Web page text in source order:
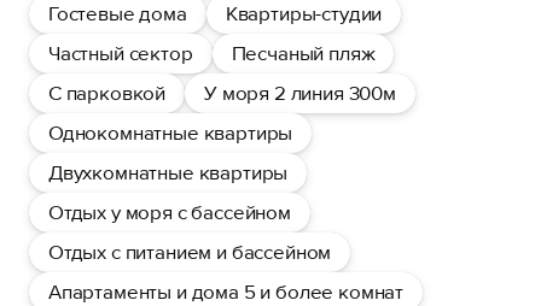
Гостевые дома
Квартиры-студии
Частный сектор
Песчаный пляж
С парковкой
У моря 2 линия 300м
Однокомнатные квартиры
Двухкомнатные квартиры
Отдых у моря с бассейном
Отдых с питанием и бассейном
Апартаменты и дома 5 и более комнат